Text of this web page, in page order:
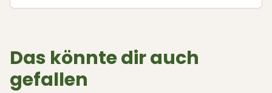
Das könnte dir auch
gefallen